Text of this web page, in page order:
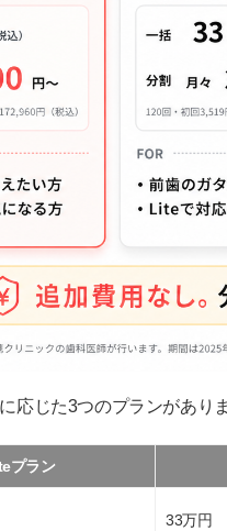
応じた3つのプランがあり
プラン
33万円